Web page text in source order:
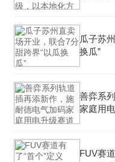
瓜子苏
换瓜”
善弈系
家庭用
FUV赛